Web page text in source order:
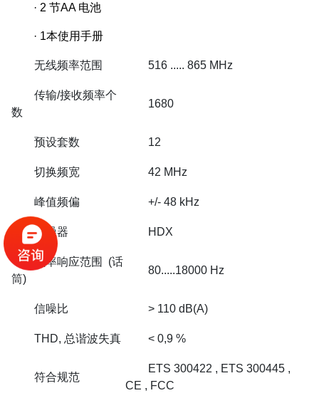
· 2 节AA 电池
· 1本使用手册
无线频率范围 516 ..... 865 MHz
传输/接收频率个
数
1680
预设套数 12
切换频宽 42 MHz
峰值频偏 +/- 48 kHz
降噪器 HDX
频率响应范围 (话
筒)
80.....18000 Hz
信噪比 > 110 dB(A)
THD, 总谐波失真 < 0,9 %
符合规范
ETS 300422 , ETS 300445 ,
CE , FCC